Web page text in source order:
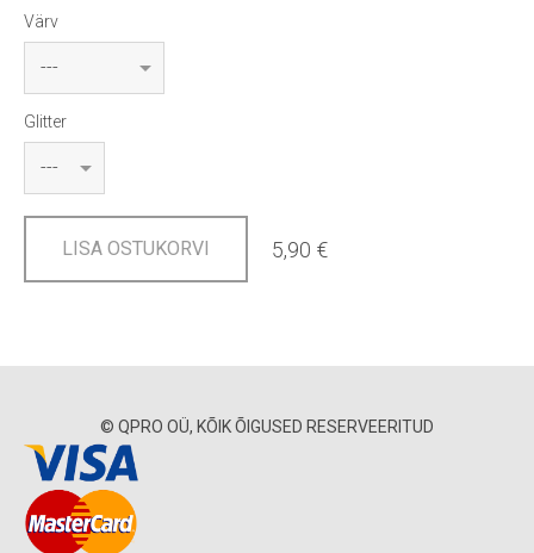
Värv
Glitter
LISA OSTUKORVI 5,90 €
© QPRO OÜ, KÕIK ÕIGUSED RESERVEERITUD